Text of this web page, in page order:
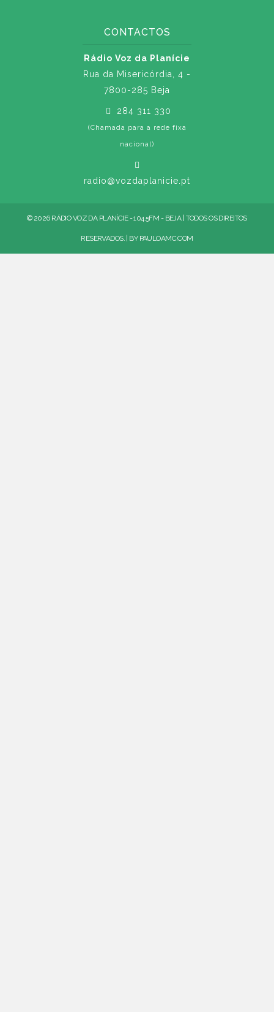
CONTACTOS
Rádio Voz da Planície
Rua da Misericórdia, 4 -
7800-285 Beja
284 311 330
(Chamada para a rede fixa
nacional)
radio@vozdaplanicie.pt
© 2026 RÁDIO VOZ DA PLANÍCIE - 104.5FM - BEJA | TODOS OS DIREITOS
RESERVADOS. | BY PAULOAMC.COM